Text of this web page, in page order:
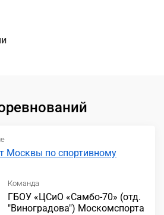
Москвы по спортивному
Команда
ГБОУ «ЦСиО «Самбо-70» (отд.
"Виноградова") Москомспорта